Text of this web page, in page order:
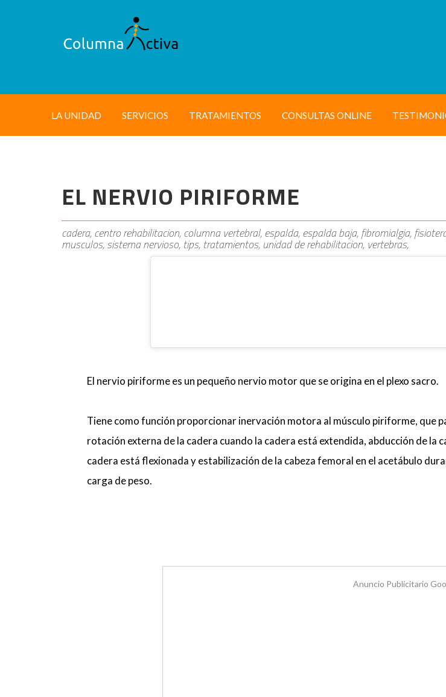
LA UNIDAD SERVICIOS TRATAMIENTOS CONSULTAS ONLINE
EL NERVIO PIRIFORME
cadera, centro rehabilitacion, columna vertebral, espalda, espalda baja, fibromialgia,
musculos, sistema nervioso, tips, tratamientos, unidad de rehabilitacion, vertebras,
El nervio piriforme es un pequeño nervio motor que se origina en el plexo sacro.
Tiene como función proporcionar inervación motora al músculo piriforme, que
rotación externa de la cadera cuando la cadera está extendida, abducción de la
cadera está flexionada y estabilización de la cabeza femoral en el acetábulo
carga de peso.
Anuncio Publicitario